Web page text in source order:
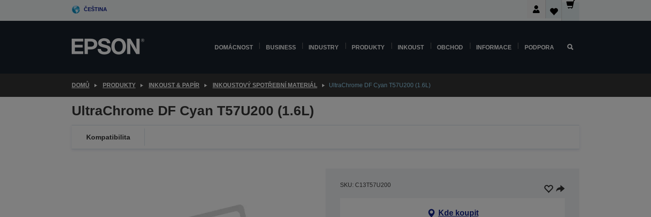
ČEŠTINA
DOMÁCNOST BUSINESS INDUSTRY PRODUKTY INKOUST OBCHOD INFORMACE PODPORA
DOMŮ PRODUKTY INKOUST & PAPÍR INKOUSTOVÝ SPOTŘEBNÍ MATERIÁL UltraChrome DF Cyan T57U200 (1.6L)
UltraChrome DF Cyan T57U200 (1.6L)
Kompatibilita
SKU: C13T57U200
Kde koupit